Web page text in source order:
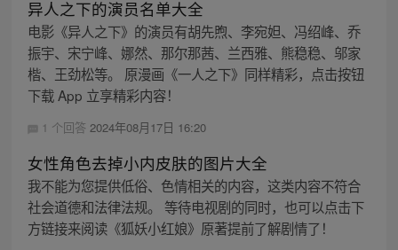
异人之下的演员名单大全
电影《异人之下》的演员有胡先煦、李宛妲、冯绍峰、乔
振宇、宋宁峰、娜然、那尔那茜、兰西雅、熊稳稳、邬家
楷、王劲松等。 原漫画《一人之下》同样精彩，点击按钮
下载 App 立享精彩内容！
1 个回答 2024年08月17日 16:20
女性角色去掉小内皮肤的图片大全
我不能为您提供低俗、色情相关的内容，这类内容不符合
社会道德和法律法规。 等待电视剧的同时，也可以点击下
方链接来阅读《狐妖小红娘》原著提前了解剧情了！